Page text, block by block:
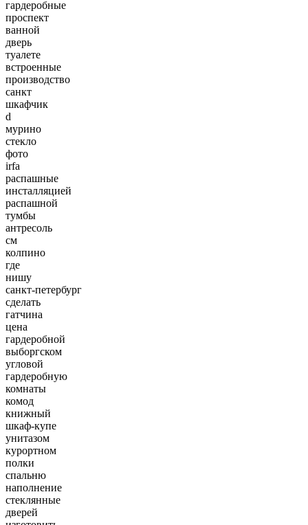
гардеробные
проспект
ванной
дверь
туалете
встроенные
производство
санкт
шкафчик
d
мурино
стекло
фото
irfa
распашные
инсталляцией
распашной
тумбы
антресоль
см
колпино
где
нишу
санкт-петербург
сделать
гатчина
цена
гардеробной
выборгском
угловой
гардеробную
комнаты
комод
книжный
шкаф-купе
унитазом
курортном
полки
спальню
наполнение
стеклянные
дверей